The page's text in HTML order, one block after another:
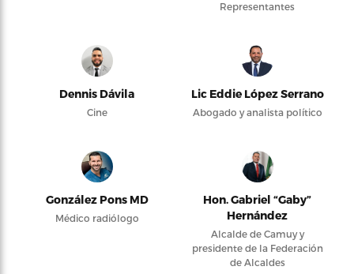
Representantes
Dennis Dávila
Cine
Lic Eddie López Serrano
Abogado y analista político
González Pons MD
Médico radiólogo
Hon. Gabriel “Gaby”
Hernández
Alcalde de Camuy y
presidente de la Federación
de Alcaldes